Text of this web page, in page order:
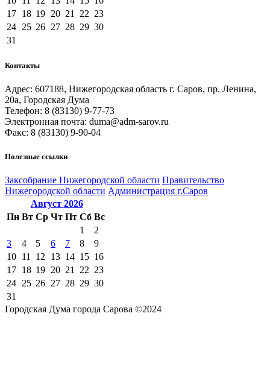
17 18 19 20 21 22 23
24 25 26 27 28 29 30
31
Контакты
Адрес: 607188, Нижегородская область г. Саров, пр. Ленина,
20а, Городская Дума
Телефон: 8 (83130) 9-77-73
Электронная почта: duma@adm-sarov.ru
Факс: 8 (83130) 9-90-04
Полезные ссылки
Закcобрание Нижегородской области Правительство
Нижегородской области Администрация г.Саров
Август 2026
Пн Вт Ср Чт Пт Сб Вс
1
2
3
4 5 6 7 8
9
10 11 12 13 14 15 16
17 18 19 20 21 22 23
24 25 26 27 28 29 30
31
Городская Дума города Сарова ©2024